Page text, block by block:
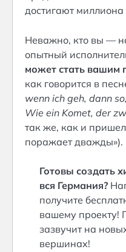
достигают миллиона
Неважно, кто вы —
опытный
может стать вашим
как говорится в
wenn ich geh, dann
Wie ein Komet, der
так же, как и
поражает дважды»).
Готовы создать
вся Германия?
получите
вашему проекту!
зазвучит на
вершинах!